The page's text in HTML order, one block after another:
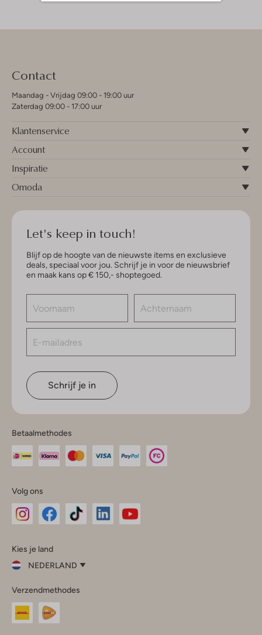
Contact
Maandag - Vrijdag 09:00 - 19:00 uur
Zaterdag 09:00 - 17:00 uur
Klantenservice
Account
Inspiratie
Omoda
Let's keep in touch!
Blijf op de hoogte van de nieuwste items en exclusieve
deals, speciaal voor jou. Schrijf je in voor de nieuwsbrief
en maak kans op € 150,- shoptegoed.
Schrijf je in
Betaalmethodes
Volg ons
InstagramFacebook
Kies je land
NEDERLAND
je
land
Nederland
Verzendmethodes